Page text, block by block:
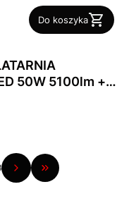
Do koszyka
50W 5100lm +
z produktamiPrzejdź do